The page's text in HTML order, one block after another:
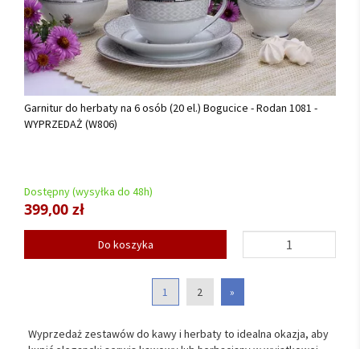
Garnitur do herbaty na 6 osób (20 el.) Bogucice - Rodan 1081 -
WYPRZEDAŻ (W806)
Dostępny (wysyłka do 48h)
399,00 zł
Do koszyka
1 2 »
Wyprzedaż zestawów do kawy i herbaty to idealna okazja, aby